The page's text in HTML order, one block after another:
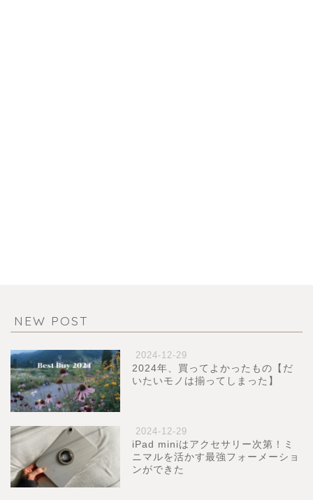
NEW POST
2024-12-29
2024年、買ってよかったもの【だ
いたいモノは揃ってしまった】
2024-12-29
iPad miniはアクセサリー次第！ミ
ニマルを活かす最強フォーメーショ
ンができた